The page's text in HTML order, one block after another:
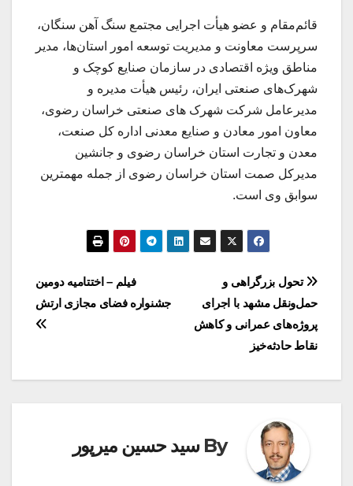
قائم‌مقام و عضو هیأت اجرایی مجتمع سنگ آهن سنگان،
سرپرست معاونت و مدیریت توسعه امور استان‌ها، مدیر
مناطق ویژه اقتصادی در سازمان صنایع کوچک و
شهرک‌های صنعتی ایران، رئیس هیأت مدیره و
مدیرعامل شرکت شهرک‌ های صنعتی خراسان رضوی،
معاون امور معادن و صنایع معدنی اداره کل صنعت،
معدن و تجارت استان خراسان رضوی و جانشین
مدیرکل صمت استان خراسان رضوی از جمله مهمترین
سوابق وی است.
راهبری
نوشته
فیلم – اختتامیه دومین
جشنواره فضای مجازی ارتش
تحول بزرگراهی و
حمل‌ونقل مشهد با اجرای
پروژه‌های عمرانی و کاهش
نقاط حادثه‌خیز
By سید حسین میرپور